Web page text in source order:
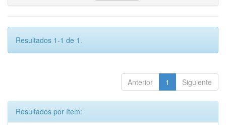
Resultados 1-1 de 1.
Anterior 1 Siguiente
Resultados por ítem: